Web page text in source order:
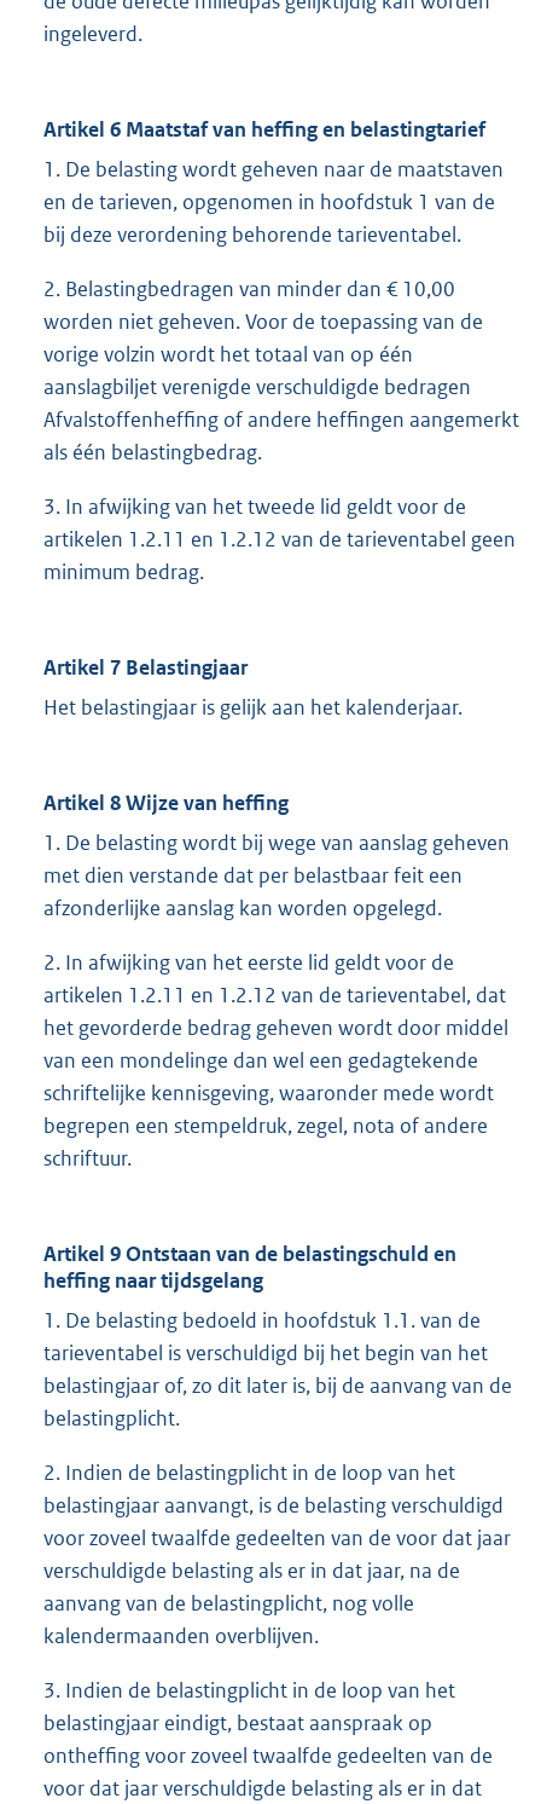
ingeleverd.
Artikel 6 Maatstaf van heffing en belastingtarief
1. De belasting wordt geheven naar de maatstaven
en de tarieven, opgenomen in hoofdstuk 1 van de
bij deze verordening behorende tarieventabel.
2. Belastingbedragen van minder dan € 10,00
worden niet geheven. Voor de toepassing van de
vorige volzin wordt het totaal van op één
aanslagbiljet verenigde verschuldigde bedragen
Afvalstoffenheffing of andere heffingen aangemerkt
als één belastingbedrag.
3. In afwijking van het tweede lid geldt voor de
artikelen 1.2.11 en 1.2.12 van de tarieventabel geen
minimum bedrag.
Artikel 7 Belastingjaar
Het belastingjaar is gelijk aan het kalenderjaar.
Artikel 8 Wijze van heffing
1. De belasting wordt bij wege van aanslag geheven
met dien verstande dat per belastbaar feit een
afzonderlijke aanslag kan worden opgelegd.
2. In afwijking van het eerste lid geldt voor de
artikelen 1.2.11 en 1.2.12 van de tarieventabel, dat
het gevorderde bedrag geheven wordt door middel
van een mondelinge dan wel een gedagtekende
schriftelijke kennisgeving, waaronder mede wordt
begrepen een stempeldruk, zegel, nota of andere
schriftuur.
Artikel 9 Ontstaan van de belastingschuld en
heffing naar tijdsgelang
1. De belasting bedoeld in hoofdstuk 1.1. van de
tarieventabel is verschuldigd bij het begin van het
belastingjaar of, zo dit later is, bij de aanvang van de
belastingplicht.
2. Indien de belastingplicht in de loop van het
belastingjaar aanvangt, is de belasting verschuldigd
voor zoveel twaalfde gedeelten van de voor dat jaar
verschuldigde belasting als er in dat jaar, na de
aanvang van de belastingplicht, nog volle
kalendermaanden overblijven.
3. Indien de belastingplicht in de loop van het
belastingjaar eindigt, bestaat aanspraak op
ontheffing voor zoveel twaalfde gedeelten van de
voor dat jaar verschuldigde belasting als er in dat